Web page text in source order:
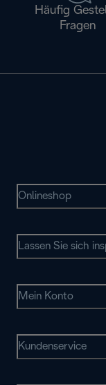
Häufig
Fragen
Onlineshop
Lassen Sie sich
Mein Konto
Kundenservice